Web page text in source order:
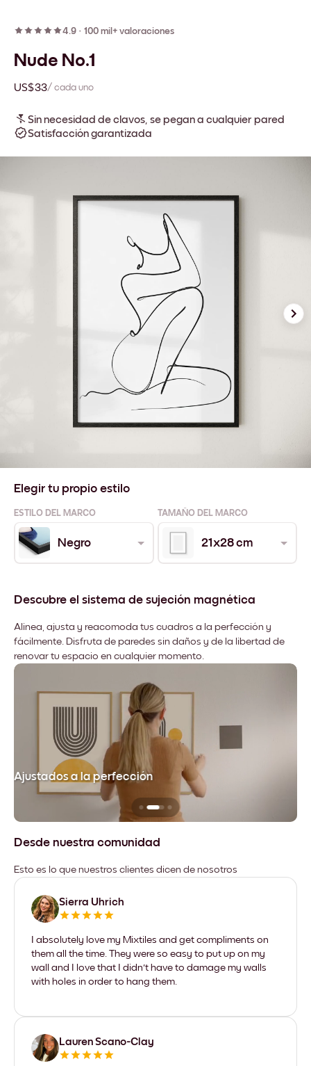
4.9 · 100 mil+ valoraciones
Nude No.1
US$33/ cada uno
Sin necesidad de clavos, se pegan a cualquier pared
Satisfacción garantizada
Elegir tu propio estilo
ESTILO DEL MARCO TAMAÑO DEL MARCO
Negro 21x28 cm
Descubre el sistema de sujeción magnética
Alinea, ajusta y reacomoda tus cuadros a la perfección y
fácilmente. Disfruta de paredes sin daños y de la libertad de
renovar tu espacio en cualquier momento.
Ajustados a la perfección
Desde nuestra comunidad
Esto es lo que nuestros clientes dicen de nosotros
Sierra Uhrich
I absolutely love my Mixtiles and get compliments on
them all the time. They were so easy to put up on my
wall and I love that I didn't have to damage my walls
with holes in order to hang them.
Lauren Scano-Clay